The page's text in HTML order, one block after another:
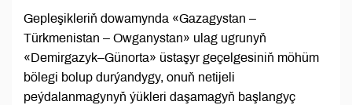
Gepleşikleriň dowamynda «Gazagystan –
Türkmenistan – Owganystan» ulag ugrunyň
«Demirgazyk–Günorta» üstaşyr geçelgesiniň möhüm
bölegi bolup durýandygy, onuň netijeli
peýdalanmagynyň ýükleri daşamagyň başlangyç